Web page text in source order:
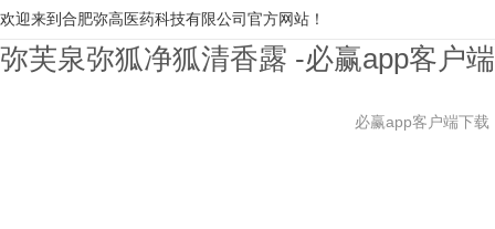
欢迎来到合肥弥高医药科技有限公司官方网站！
弥芙泉弥狐净狐清香露 -必赢app客户
必赢app客户端下载